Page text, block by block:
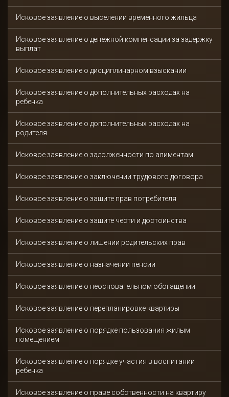
Исковое заявление о выселении временного жильца
Исковое заявление о денежной компенсации за задержку
выплат
Исковое заявление о дисциплинарном взыскании
Исковое заявление о дополнительных расходах на
ребенка
Исковое заявление о дополнительных расходах на
родителя
Исковое заявление о задолженности по алиментам
Исковое заявление о заключении трудового договора
Исковое заявление о защите прав потребителя
Исковое заявление о защите чести и достоинства
Исковое заявление о лишении родительских прав
Исковое заявление о назначении пенсии
Исковое заявление о неосновательном обогащении
Исковое заявление о перепланировке квартиры
Исковое заявление о порядке пользования жилым
помещением
Исковое заявление о порядке участия в воспитании
ребенка
Исковое заявление о праве собственности на квартиру